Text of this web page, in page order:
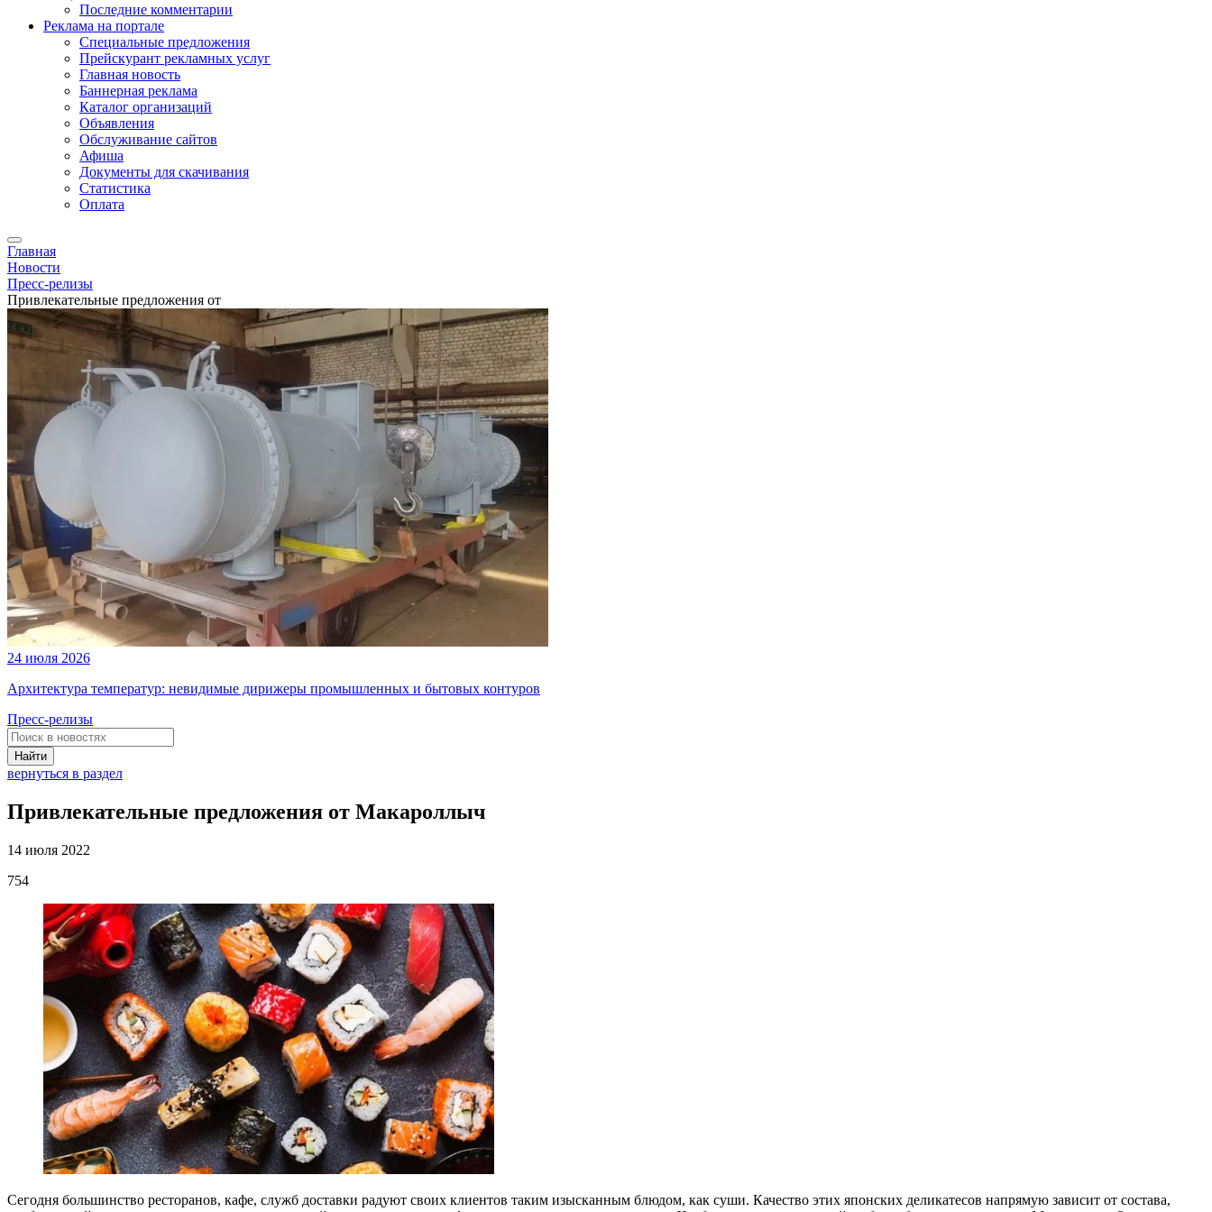
Последние комментарии
Реклама на портале
Специальные предложения
Прейскурант рекламных услуг
Главная новость
Баннерная реклама
Каталог организаций
Объявления
Обслуживание сайтов
Афиша
Документы для скачивания
Статистика
Оплата
Главная
Новости
Пресс-релизы
Привлекательные предложения от
24 июля 2026
Архитектура температур: невидимые дирижеры промышленных и бытовых контуров
Пресс-релизы
Найти
вернуться в раздел
Привлекательные предложения от Макароллыч
14 июля 2022
754
Сегодня большинство ресторанов, кафе, служб доставки радуют своих клиентов таким изысканным блюдом, как суши. Качество этих японских деликатесов напрямую зависит от состава,